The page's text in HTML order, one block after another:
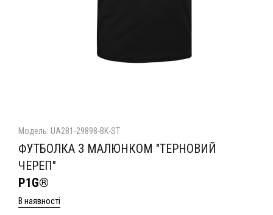
Модель: UA281-29898-BK-ST
ФУТБОЛКА З МАЛЮНКОМ "ТЕРНОВИЙ
ЧЕРЕП"
P1G®
В наявності